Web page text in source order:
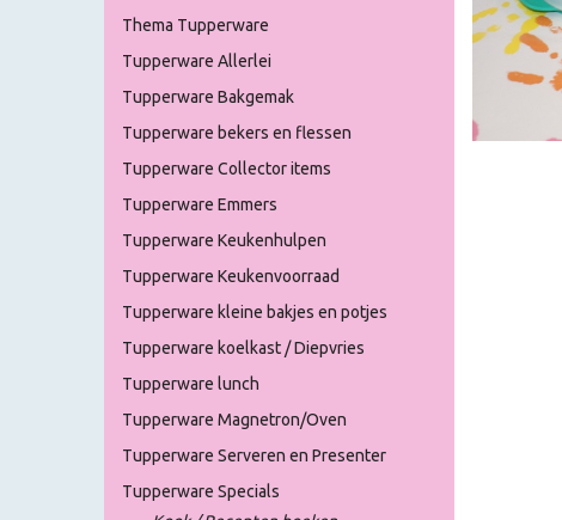
Thema Tupperware
Tupperware Allerlei
Tupperware Bakgemak
Tupperware bekers en flessen
Tupperware Collector items
Tupperware Emmers
Tupperware Keukenhulpen
Tupperware Keukenvoorraad
Tupperware kleine bakjes en potjes
Tupperware koelkast / Diepvries
Tupperware lunch
Tupperware Magnetron/Oven
Tupperware Serveren en Presenter
Tupperware Specials